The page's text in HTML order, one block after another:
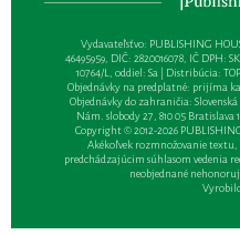
Vydavateľsťvo: PUBLISHING
46495959, DIČ: 2820016078, IČ DPH:
10764/L, oddiel: Sa | Distribúcia:
Objednávky na predplatné: prijíma
Objednávky do zahraničia:
Nám. slobody 27, 810 05 Bratislava
Copyright © 2012-2026
Akékoľvek rozmnožovanie
predchádzajúcim súhlasom vedenia
neobjednané